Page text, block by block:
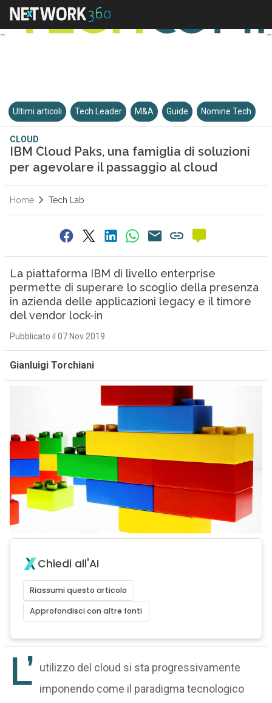
Ultimi articoli Tech Leader M&A Guide Nomine Tech
CLOUD
IBM Cloud Paks, una famiglia di soluzioni
per agevolare il passaggio al cloud
Home Tech Lab
La piattaforma IBM di livello enterprise
permette di superare lo scoglio della presenza
in azienda delle applicazioni legacy e il timore
del vendor lock-in
Pubblicato il 07 Nov 2019
Gianluigi Torchiani
Chiedi all'AI
Riassumi questo articolo
Approfondisci con altre fonti
L’ utilizzo del cloud si sta progressivamente
imponendo come il paradigma tecnologico